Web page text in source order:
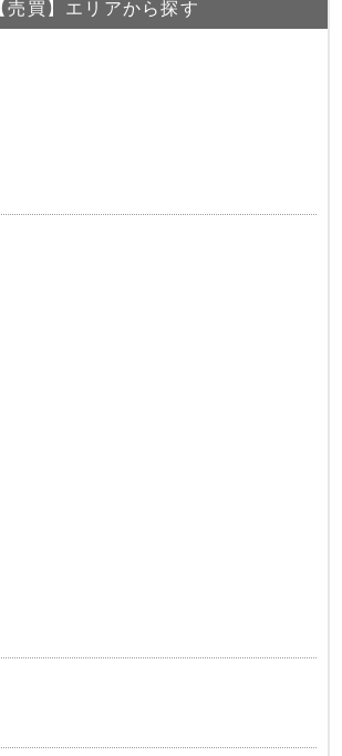
【売買】エリアから探す